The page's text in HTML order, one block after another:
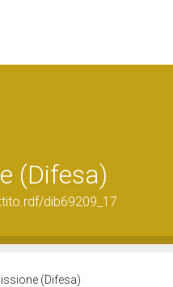
(Difesa)
dib69209_17
(Difesa)